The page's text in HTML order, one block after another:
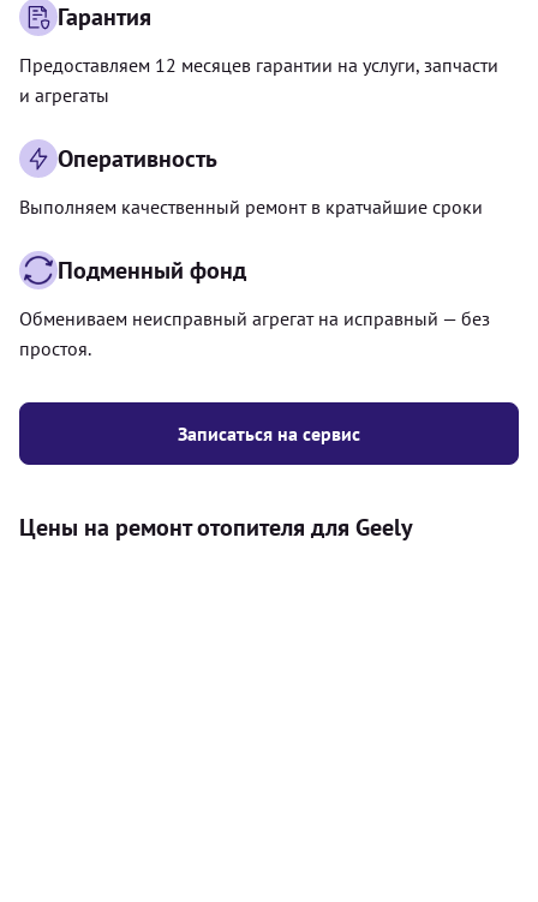
Записаться на сервис
Гарантия
Предоставляем 12 месяцев гарантии на услуги, запчасти
и агрегаты
Оперативность
Выполняем качественный ремонт в кратчайшие сроки
Подменный фонд
Обмениваем неисправный агрегат на исправный — без
простоя.
Цены на ремонт отопителя для Geely